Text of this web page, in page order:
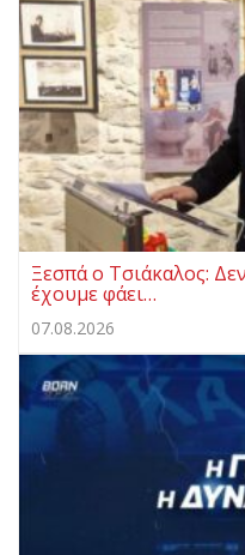
Ξεσπά ο Τσιάκαλος:
έχουμε φάει…
07.08.2026